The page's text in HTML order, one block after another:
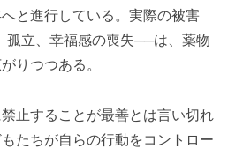
と進行している。実際の被害
立、幸福感の喪失──は、薬物
りつつある。
止することが最善とは言い切れ
たちが自らの行動をコントロー